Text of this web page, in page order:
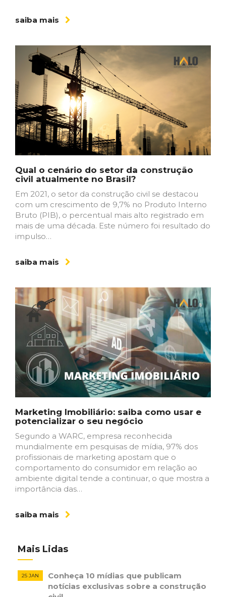
saiba mais
Qual o cenário do setor da construção
civil atualmente no Brasil?
Em 2021, o setor da construção civil se destacou
com um crescimento de 9,7% no Produto Interno
Bruto (PIB), o percentual mais alto registrado em
mais de uma década. Este número foi resultado do
impulso…
saiba mais
Marketing Imobiliário: saiba como usar e
potencializar o seu negócio
Segundo a WARC, empresa reconhecida
mundialmente em pesquisas de mídia, 97% dos
profissionais de marketing apostam que o
comportamento do consumidor em relação ao
ambiente digital tende a continuar, o que mostra a
importância das…
saiba mais
Mais Lidas
25 JAN
Conheça 10 mídias que publicam
notícias ​exclusivas sobre​ ​a construção​ ​